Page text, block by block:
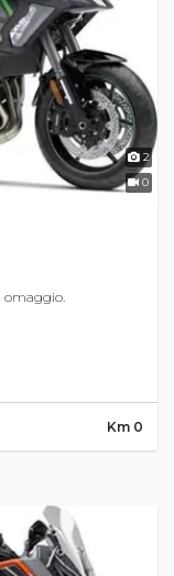
2
0
omaggio.
Km 0